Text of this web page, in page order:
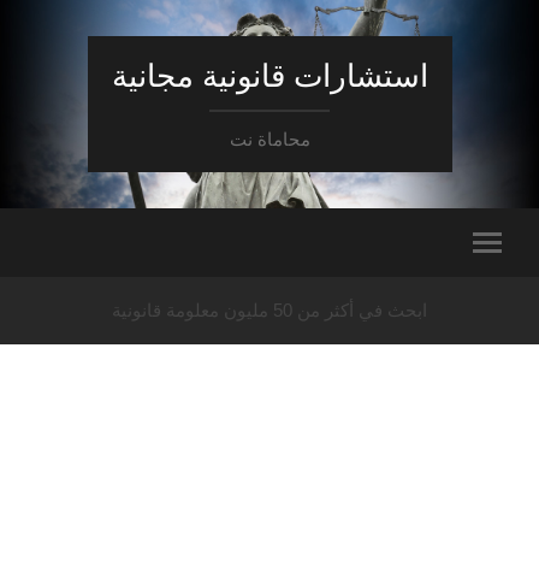
استشارات قانونية مجانية
محاماة نت
ابحث في أكثر من 50 مليون معلومة قانونية